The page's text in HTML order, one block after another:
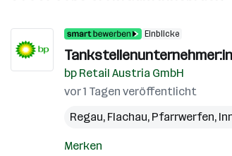
Einblicke
Tankstellenunternehmer:in
bp Retail Austria GmbH
vor 1 Tagen veröffentlicht
Regau, Flachau, Pfarrwerfen,
Merken